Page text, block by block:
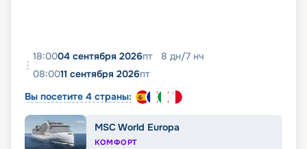
18:0004 сентября 2026пт 8 дн/7 нч
08:0011 сентября 2026пт
Вы посетите 4 страны:
MSC World Europa
КОМФОРТ